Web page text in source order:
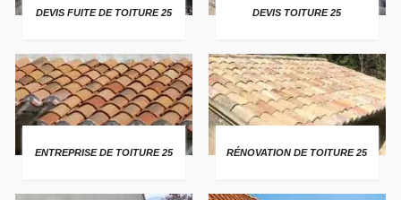
DEVIS FUITE DE TOITURE 25 DEVIS TOITURE 25
ENTREPRISE DE TOITURE 25 RÉNOVATION DE TOITURE 25